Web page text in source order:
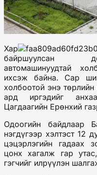
Хар
байршуулсан
автомашинуудтай
ихсэж байна. Сар
холбоотой энэ төрлийн
ард иргэдийг
Цагдаагийн Ерөнхий
Одоогийн байдлаар
нэгдүгээр хэлтэст 12
цэцэрлэгийн гадаах
цонх хагалж гар
гэгчийг илрүүлэн